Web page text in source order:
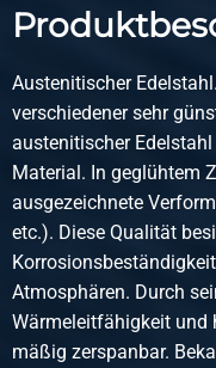
Beschreibung
Rundrohr
Stück pro KG
Bruttopreis
Wählen Sie
Artikelnummer
2420-0210-1315
Beschreibung
Rundrohr 1.4301(304)
Austenitischer
verschiedener sehr
austenitischer
Material. In geglühtem
ausgezeichnete
etc.). Diese Qualität
Atmosphären. Durch
Wärmeleitfähigkeit und
mäßig zerspanbar.